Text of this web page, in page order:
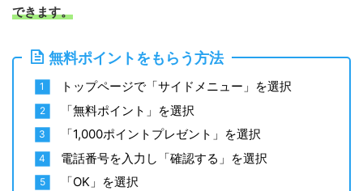
できます。
無料ポイントをもらう方法
トップページで「サイドメニュー」を選択
「無料ポイント」を選択
「1,000ポイントプレゼント」を選択
電話番号を入力し「確認する」を選択
「OK」を選択